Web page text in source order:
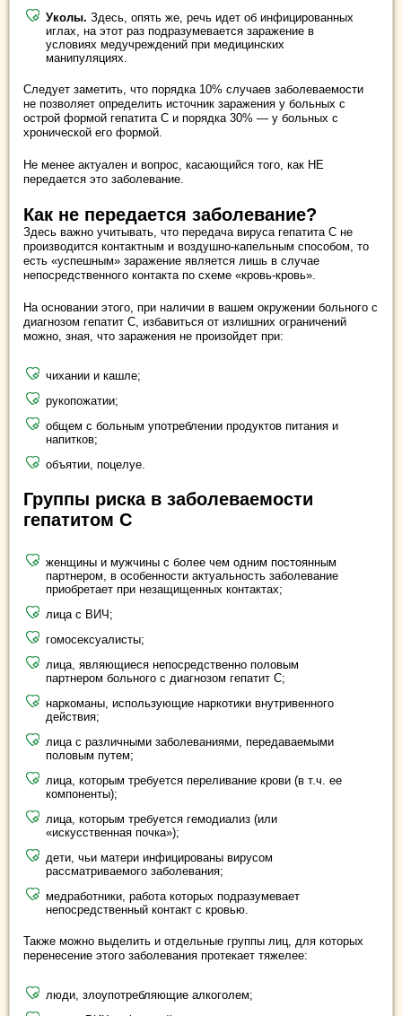
Уколы. Здесь, опять же, речь идет об инфицированных
иглах, на этот раз подразумевается заражение в
условиях медучреждений при медицинских
манипуляциях.
Следует заметить, что порядка 10% случаев заболеваемости
не позволяет определить источник заражения у больных с
острой формой гепатита С и порядка 30% — у больных с
хронической его формой.
Не менее актуален и вопрос, касающийся того, как НЕ
передается это заболевание.
Как не передается заболевание?
Здесь важно учитывать, что передача вируса гепатита С не
производится контактным и воздушно-капельным способом, то
есть «успешным» заражение является лишь в случае
непосредственного контакта по схеме «кровь-кровь».
На основании этого, при наличии в вашем окружении больного с
диагнозом гепатит С, избавиться от излишних ограничений
можно, зная, что заражения не произойдет при:
чихании и кашле;
рукопожатии;
общем с больным употреблении продуктов питания и
напитков;
объятии, поцелуе.
Группы риска в заболеваемости
гепатитом С
женщины и мужчины с более чем одним постоянным
партнером, в особенности актуальность заболевание
приобретает при незащищенных контактах;
лица с ВИЧ;
гомосексуалисты;
лица, являющиеся непосредственно половым
партнером больного с диагнозом гепатит С;
наркоманы, использующие наркотики внутривенного
действия;
лица с различными заболеваниями, передаваемыми
половым путем;
лица, которым требуется переливание крови (в т.ч. ее
компоненты);
лица, которым требуется гемодиализ (или
«искусственная почка»);
дети, чьи матери инфицированы вирусом
рассматриваемого заболевания;
медработники, работа которых подразумевает
непосредственный контакт с кровью.
Также можно выделить и отдельные группы лиц, для которых
перенесение этого заболевания протекает тяжелее:
люди, злоупотребляющие алкоголем;